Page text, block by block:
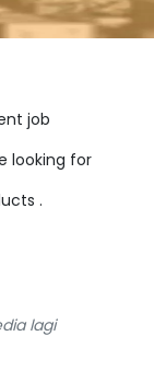
job
looking for
.
lagi